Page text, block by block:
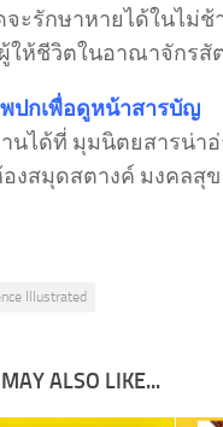
ะรักษาหายได้ในไม่ช้
ให้ชีวิตในอาณาจักรสั
ปกเพื่อดูหน้าสารบัญ
นได้ที่ มุมนิตยสารน่า
งสมุดสตางค์ มงคลสุข
Illustrated
ALSO LIKE...